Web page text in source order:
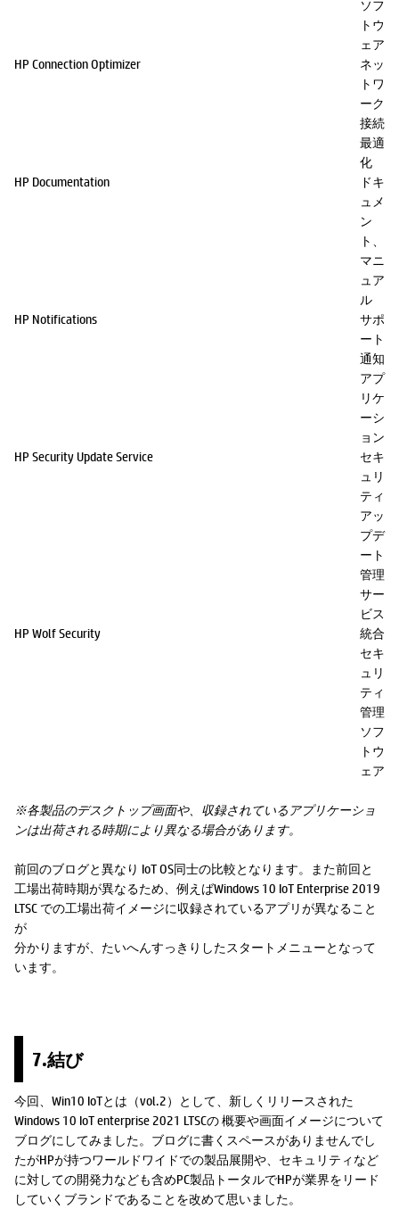
ソフ
トウ
ェア
HP Connection Optimizer
ネッ
トワ
ーク
接続
最適
化
HP Documentation
ドキ
ュメ
ン
ト、
マニ
ュア
ル
HP Notifications
サポ
ート
通知
アプ
リケ
ーシ
ョン
HP Security Update Service
セキ
ュリ
ティ
アッ
プデ
ート
管理
サー
ビス
HP Wolf Security
統合
セキ
ュリ
ティ
管理
ソフ
トウ
ェア
※各製品のデスクトップ画面や、収録されているアプリケーショ
ンは出荷される時期により異なる場合があります。
前回のブログと異なり IoT OS同士の比較となります。また前回と
工場出荷時期が異なるため、例えばWindows 10 IoT Enterprise 2019
LTSC での工場出荷イメージに収録されているアプリが異なること
が
分かりますが、たいへんすっきりしたスタートメニューとなって
います。
7.結び
今回、Win10 IoTとは（vol.2）として、新しくリリースされた
Windows 10 IoT enterprise 2021 LTSCの 概要や画面イメージについて
ブログにしてみました。ブログに書くスペースがありませんでし
たがHPが持つワールドワイドでの製品展開や、セキュリティなど
に対しての開発力なども含めPC製品トータルでHPが業界をリード
していくブランドであることを改めて思いました。